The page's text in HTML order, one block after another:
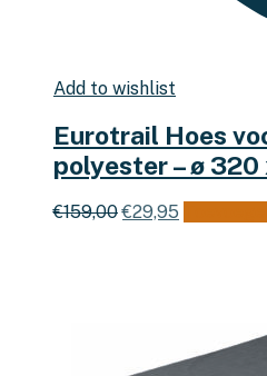
Add to wishlist
Eurotrail Hoes
polyester – ø 320
€159,00Oorspronkelijke
€29,95